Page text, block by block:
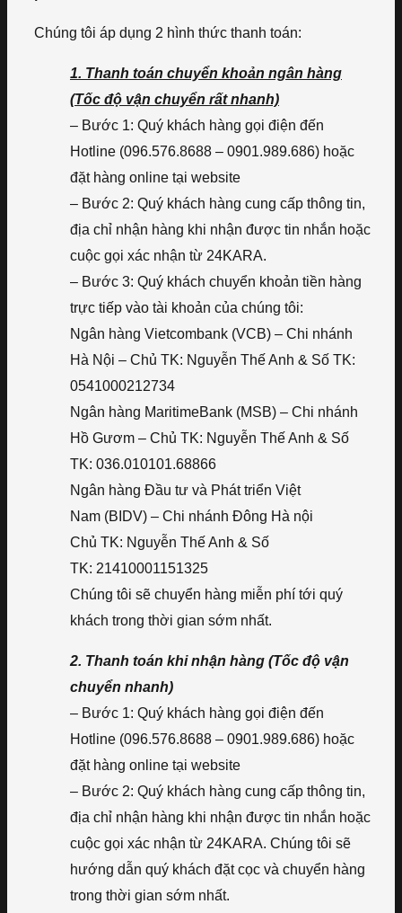
Chúng tôi áp dụng 2 hình thức thanh toán:
1. Thanh toán chuyển khoản ngân hàng
(Tốc độ vận chuyển rất nhanh)
– Bước 1: Quý khách hàng gọi điện đến
Hotline (096.576.8688 – 0901.989.686) hoặc
đặt hàng online tại website
– Bước 2: Quý khách hàng cung cấp thông tin,
địa chỉ nhận hàng khi nhận được tin nhắn hoặc
cuộc gọi xác nhận từ 24KARA.
– Bước 3: Quý khách chuyển khoản tiền hàng
trực tiếp vào tài khoản của chúng tôi:
Ngân hàng Vietcombank (VCB) – Chi nhánh
Hà Nội – Chủ TK: Nguyễn Thế Anh & Số TK:
0541000212734
Ngân hàng MaritimeBank (MSB) – Chi nhánh
Hồ Gươm – Chủ TK: Nguyễn Thế Anh & Số
TK: 036.010101.68866
Ngân hàng Đầu tư và Phát triển Việt
Nam (BIDV) – Chi nhánh Đông Hà nội
Chủ TK: Nguyễn Thế Anh & Số
TK: 21410001151325
Chúng tôi sẽ chuyển hàng miễn phí tới quý
khách trong thời gian sớm nhất.
2. Thanh toán khi nhận hàng (Tốc độ vận
chuyển nhanh)
– Bước 1: Quý khách hàng gọi điện đến
Hotline (096.576.8688 – 0901.989.686) hoặc
đặt hàng online tại website
– Bước 2: Quý khách hàng cung cấp thông tin,
địa chỉ nhận hàng khi nhận được tin nhắn hoặc
cuộc gọi xác nhận từ 24KARA. Chúng tôi sẽ
hướng dẫn quý khách đặt cọc và chuyển hàng
trong thời gian sớm nhất.